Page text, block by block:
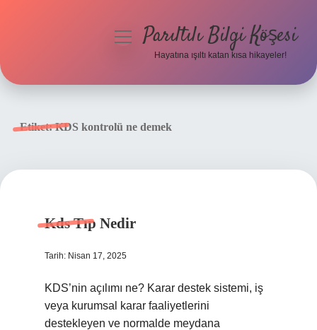
menüyüParıltılı Bilgi Köşesi
Hayatına ışıltı katan kısa hikayeler!
Etiket:KDS kontrolü ne demek
Kds Tıp Nedir
Tarih: Nisan 17, 2025
KDS’nin açılımı ne? Karar destek sistemi, iş
veya kurumsal karar faaliyetlerini
destekleyen ve normalde meydana